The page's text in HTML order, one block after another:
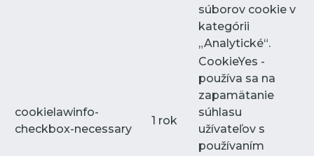
súborov cookie v
kategórii
„Analytické“.
cookielawinfo-
checkbox-necessary
1 rok
CookieYes -
používa sa na
zapamätanie
súhlasu
užívateľov s
používaním